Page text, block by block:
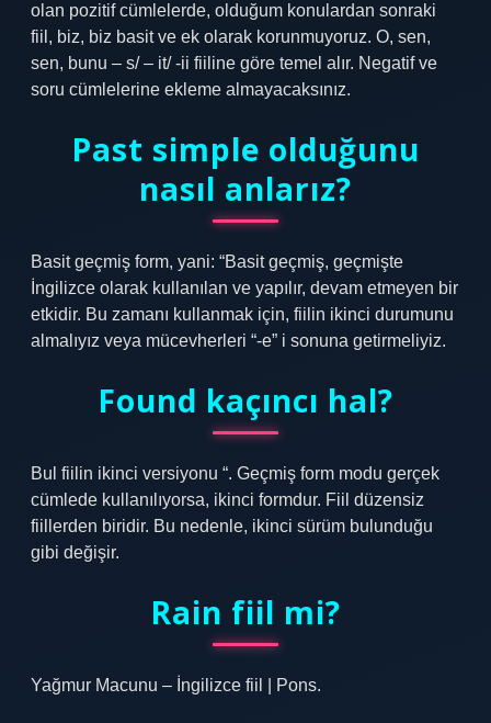
olan pozitif cümlelerde, olduğum konulardan sonraki
fiil, biz, biz basit ve ek olarak korunmuyoruz. O, sen,
sen, bunu – s/ – it/ -ii fiiline göre temel alır. Negatif ve
soru cümlelerine ekleme almayacaksınız.
Past simple olduğunu
nasıl anlarız?
Basit geçmiş form, yani: “Basit geçmiş, geçmişte
İngilizce olarak kullanılan ve yapılır, devam etmeyen bir
etkidir. Bu zamanı kullanmak için, fiilin ikinci durumunu
almalıyız veya mücevherleri “-e” i sonuna getirmeliyiz.
Found kaçıncı hal?
Bul fiilin ikinci versiyonu “. Geçmiş form modu gerçek
cümlede kullanılıyorsa, ikinci formdur. Fiil düzensiz
fiillerden biridir. Bu nedenle, ikinci sürüm bulunduğu
gibi değişir.
Rain fiil mi?
Yağmur Macunu – İngilizce fiil | Pons.